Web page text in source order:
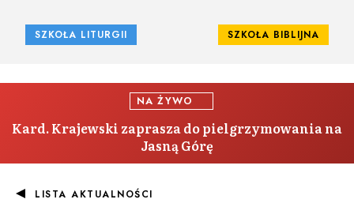
SZKOŁA LITURGII SZKOŁA BIBLIJNA
NA ŻYWO
Kard. Krajewski zaprasza do pielgrzymowania na
Jasną Górę
LISTA AKTUALNOŚCI